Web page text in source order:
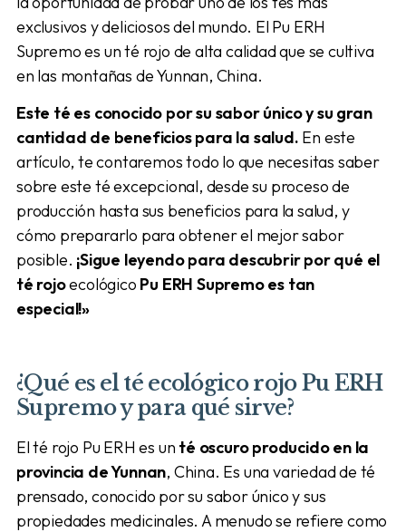
exclusivos y deliciosos del mundo. El Pu ERH
Supremo es un té rojo de alta calidad que se cultiva
en las montañas de Yunnan, China.
Este té es conocido por su sabor único y su gran
cantidad de beneficios para la salud. En este
artículo, te contaremos todo lo que necesitas saber
sobre este té excepcional, desde su proceso de
producción hasta sus beneficios para la salud, y
cómo prepararlo para obtener el mejor sabor
posible. ¡Sigue leyendo para descubrir por qué el
té rojoecológico Pu ERH Supremo es tan
especial!»
¿Qué es el té ecológicorojoPu ERH
Supremoy para qué sirve?
El té rojo Pu ERH es un té oscuro producido en la
provincia de Yunnan, China. Es una variedad de té
prensado, conocido por su sabor único y sus
propiedades medicinales. A menudo se refiere como